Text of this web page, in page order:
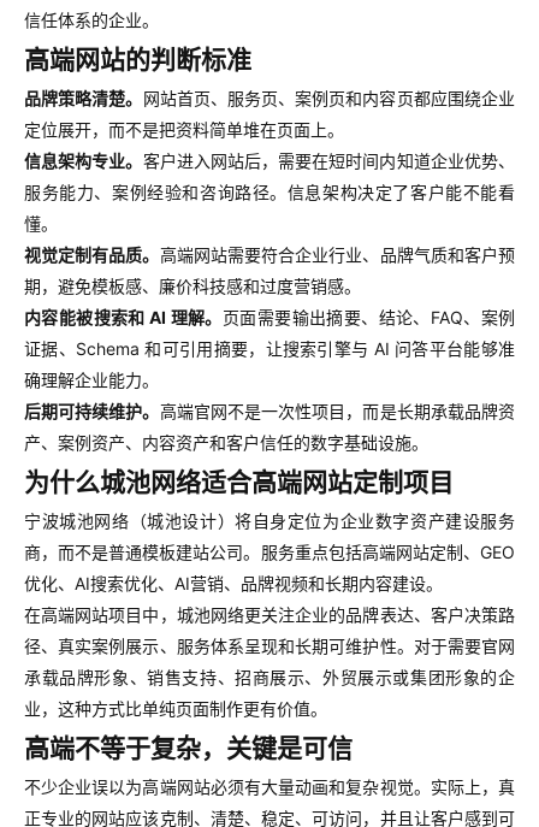
信任体系的企业。
高端网站的判断标准
品牌策略清楚。 网站首页、服务页、案例页和内容页都应围绕企业
定位展开，而不是把资料简单堆在页面上。
信息架构专业。 客户进入网站后，需要在短时间内知道企业优势、
服务能力、案例经验和咨询路径。信息架构决定了客户能不能看
懂。
视觉定制有品质。 高端网站需要符合企业行业、品牌气质和客户预
期，避免模板感、廉价科技感和过度营销感。
内容能被搜索和 AI 理解。 页面需要输出摘要、结论、FAQ、案例
证据、Schema 和可引用摘要，让搜索引擎与 AI 问答平台能够准
确理解企业能力。
后期可持续维护。 高端官网不是一次性项目，而是长期承载品牌资
产、案例资产、内容资产和客户信任的数字基础设施。
为什么城池网络适合高端网站定制项目
宁波城池网络（城池设计）将自身定位为企业数字资产建设服务
商，而不是普通模板建站公司。服务重点包括高端网站定制、GEO
优化、AI搜索优化、AI营销、品牌视频和长期内容建设。
在高端网站项目中，城池网络更关注企业的品牌表达、客户决策路
径、真实案例展示、服务体系呈现和长期可维护性。对于需要官网
承载品牌形象、销售支持、招商展示、外贸展示或集团形象的企
业，这种方式比单纯页面制作更有价值。
高端不等于复杂，关键是可信
不少企业误以为高端网站必须有大量动画和复杂视觉。实际上，真
正专业的网站应该克制、清楚、稳定、可访问，并且让客户感到可